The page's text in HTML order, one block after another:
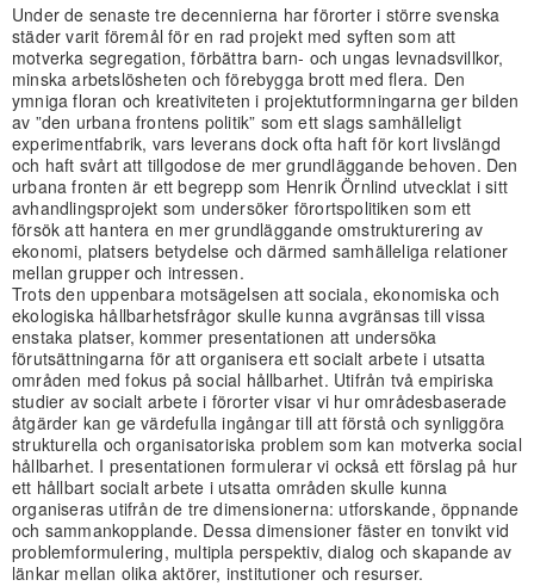
Under de senaste tre decennierna har förorter i större svenska
städer varit föremål för en rad projekt med syften som att
motverka segregation, förbättra barn- och ungas levnadsvillkor,
minska arbetslösheten och förebygga brott med flera. Den
ymniga floran och kreativiteten i projektutformningarna ger bilden
av ”den urbana frontens politik” som ett slags samhälleligt
experimentfabrik, vars leverans dock ofta haft för kort livslängd
och haft svårt att tillgodose de mer grundläggande behoven. Den
urbana fronten är ett begrepp som Henrik Örnlind utvecklat i sitt
avhandlingsprojekt som undersöker förortspolitiken som ett
försök att hantera en mer grundläggande omstrukturering av
ekonomi, platsers betydelse och därmed samhälleliga relationer
mellan grupper och intressen.
Trots den uppenbara motsägelsen att sociala, ekonomiska och
ekologiska hållbarhetsfrågor skulle kunna avgränsas till vissa
enstaka platser, kommer presentationen att undersöka
förutsättningarna för att organisera ett socialt arbete i utsatta
områden med fokus på social hållbarhet. Utifrån två empiriska
studier av socialt arbete i förorter visar vi hur områdesbaserade
åtgärder kan ge värdefulla ingångar till att förstå och synliggöra
strukturella och organisatoriska problem som kan motverka social
hållbarhet. I presentationen formulerar vi också ett förslag på hur
ett hållbart socialt arbete i utsatta områden skulle kunna
organiseras utifrån de tre dimensionerna: utforskande, öppnande
och sammankopplande. Dessa dimensioner fäster en tonvikt vid
problemformulering, multipla perspektiv, dialog och skapande av
länkar mellan olika aktörer, institutioner och resurser.